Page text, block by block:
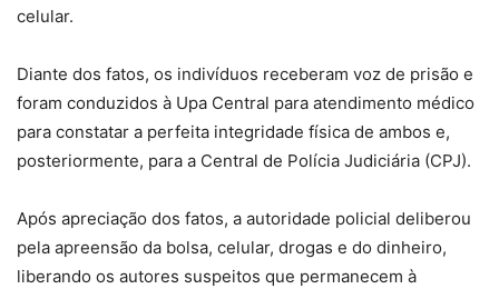
celular.
‎Diante dos fatos, os indivíduos receberam voz de prisão e
foram conduzidos à Upa Central para atendimento médico
para constatar a perfeita integridade física de ambos e,
posteriormente, para a Central de Polícia Judiciária (CPJ).
‎Após apreciação dos fatos, a autoridade policial deliberou
pela apreensão da bolsa, celular, drogas e do dinheiro,
liberando os autores suspeitos que permanecem à